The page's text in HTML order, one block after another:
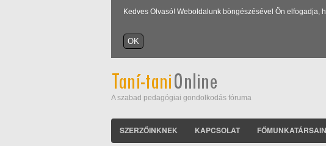
Kedves Olvasó! Weboldalunk böngészésével Ön
A szabad pedagógiai gondolkodás fóruma
SZERZŐINKNEK KAPCSOLAT